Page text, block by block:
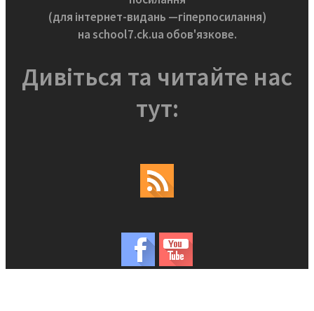
(для інтернет-видань —гіперпосилання)
на school7.ck.ua обов'язкове.
Дивіться та читайте нас
тут: